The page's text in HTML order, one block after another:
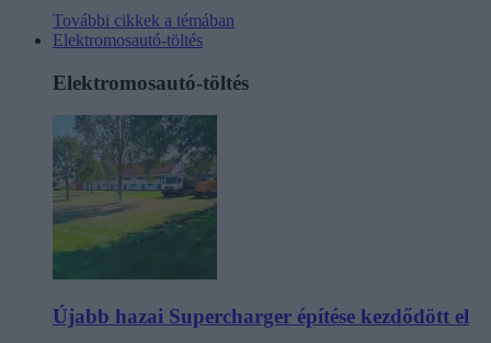
További cikkek a témában
Elektromosautó-töltés
Elektromosautó-töltés
Újabb hazai Supercharger építése kezdődött el